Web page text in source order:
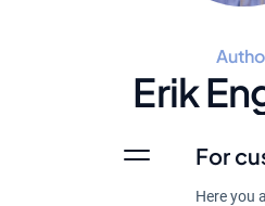
For
Here you
Erik